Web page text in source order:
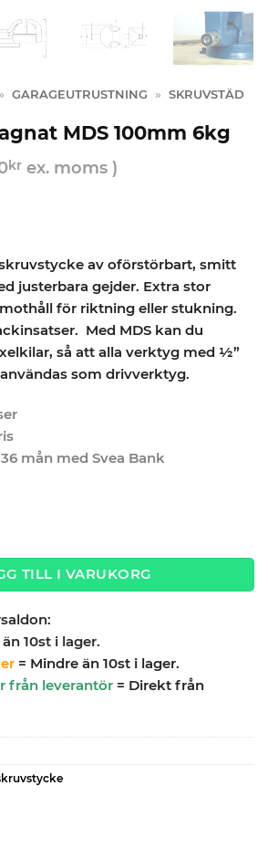
» GARAGEUTRUSTNING » SKRUVSTÄD
MDS 100mm 6kg
kr ex. moms )
av oförstörbart, smitt
justerbara gejder. Extra stor
för riktning eller stukning.
Med MDS kan du
så att alla verktyg med ½”
som drivverktyg.
mån med Svea Bank
TILL I VARUKORG
10st i lager.
= Mindre än 10st i lager.
från leverantör = Direkt från